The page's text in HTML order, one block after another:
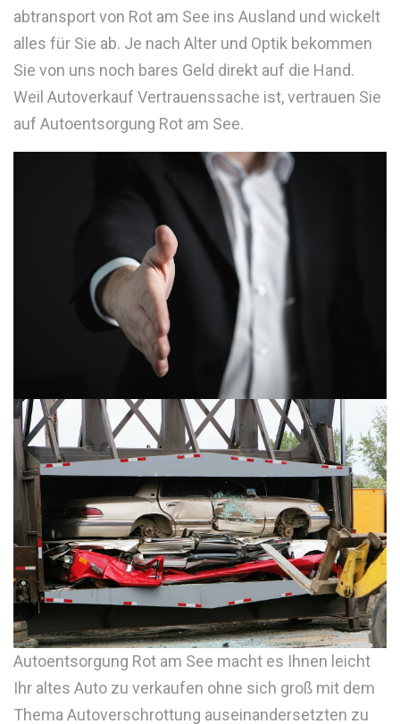
abtransport von Rot am See ins Ausland und wickelt
alles für Sie ab. Je nach Alter und Optik bekommen
Sie von uns noch bares Geld direkt auf die Hand.
Weil Autoverkauf Vertrauenssache ist, vertrauen Sie
auf Autoentsorgung Rot am See.
Autoentsorgung Rot am See macht es Ihnen leicht
Ihr altes Auto zu verkaufen ohne sich groß mit dem
Thema Autoverschrottung auseinandersetzten zu